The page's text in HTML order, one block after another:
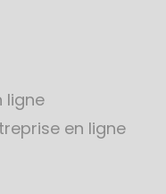
ligne
en ligne